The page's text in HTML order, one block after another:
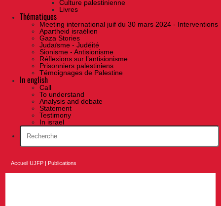
Culture palestinienne
Livres
Thématiques
Meeting international juif du 30 mars 2024 - Interventions
Apartheid israélien
Gaza Stories
Judaïsme - Judéité
Sionisme - Antisionisme
Réflexions sur l’antisionisme
Prisonniers palestiniens
Témoignages de Palestine
In english
Call
To understand
Analysis and debate
Statement
Testimony
In israel
Accueil UJFP Publications